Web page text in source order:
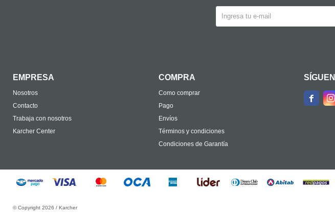
EMPRESA
Nosotros
Contacto
Trabaja con nosotros
Karcher Center
COMPRA
Como comprar
Pago
Envíos
Términos y condiciones
Condiciones de Garantía
 
© Copyright 2026 / Karcher